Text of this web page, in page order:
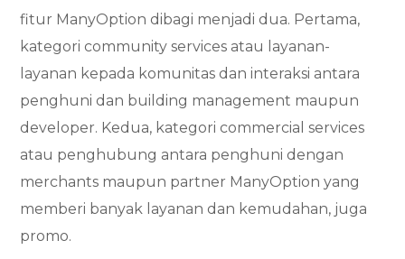
fitur ManyOption dibagi menjadi dua. Pertama,
kategori community services atau layanan-
layanan kepada komunitas dan interaksi antara
penghuni dan building management maupun
developer. Kedua, kategori commercial services
atau penghubung antara penghuni dengan
merchants maupun partner ManyOption yang
memberi banyak layanan dan kemudahan, juga
promo.